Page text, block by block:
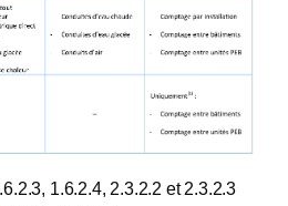
1.6.2.4, 2.3.2.2 et 2.3.2.3